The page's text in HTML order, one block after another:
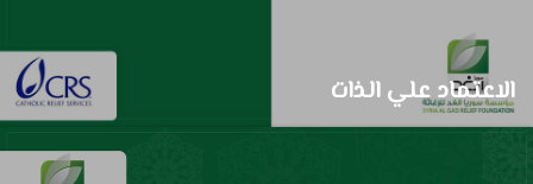
الاعتماد علي الذات